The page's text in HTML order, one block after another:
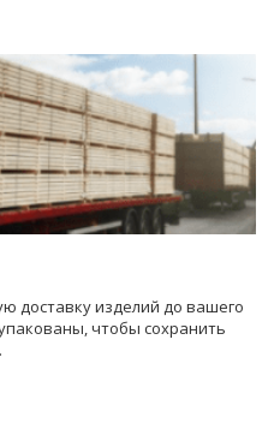
доставку изделий до вашего
чтобы сохранить